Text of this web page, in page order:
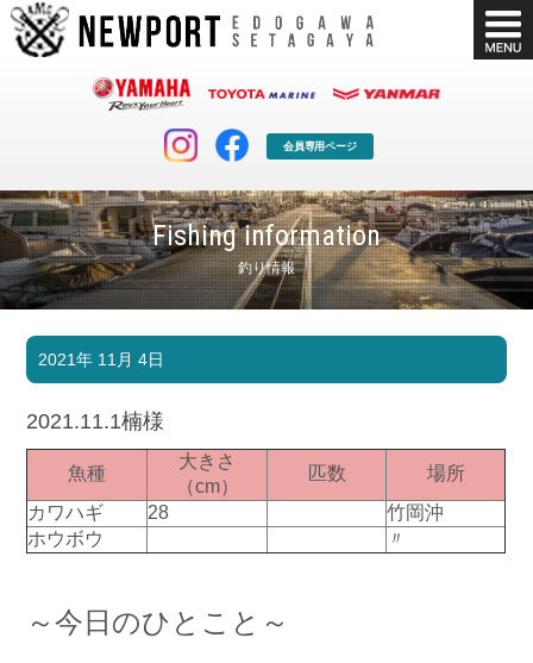
会員専用ページ
Fishing information
釣り情報
マリンクラブ
マリンライフを堪能したい！
ボート販売
ボート免許
長年の実績と信頼！
店舗情報
Shop Info.
公式ブログ
Blog
お問い合わせ 会社概要
採用情報
2021年 11月 4日
2021.11.1楠様
魚種
大きさ
（cm）
匹数
場所
カワハギ
28
竹岡沖
ホウボウ
〃
～今日のひとこと～